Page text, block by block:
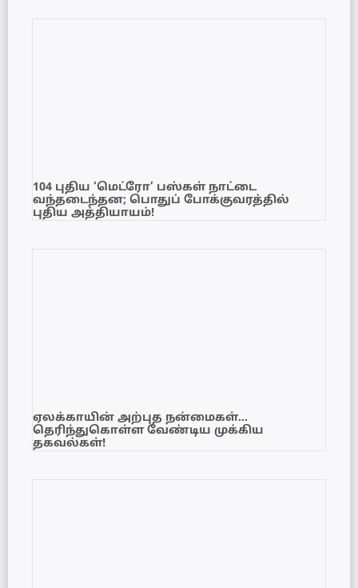
104 புதிய ‘மெட்ரோ’ பஸ்கள் நாட்டை
வந்தடைந்தன; பொதுப் போக்குவரத்தில்
புதிய அத்தியாயம்!
ஏலக்காயின் அற்புத நன்மைகள்…
தெரிந்துகொள்ள வேண்டிய முக்கிய
தகவல்கள்!